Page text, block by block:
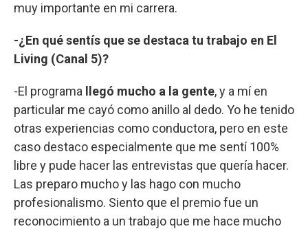
muy importante en mi carrera.
-¿En qué sentís que se destaca tu trabajo en El
Living (Canal 5)?
-El programa llegó mucho a la gente, y a mí en
particular me cayó como anillo al dedo. Yo he tenido
otras experiencias como conductora, pero en este
caso destaco especialmente que me sentí 100%
libre y pude hacer las entrevistas que quería hacer.
Las preparo mucho y las hago con mucho
profesionalismo. Siento que el premio fue un
reconocimiento a un trabajo que me hace mucho